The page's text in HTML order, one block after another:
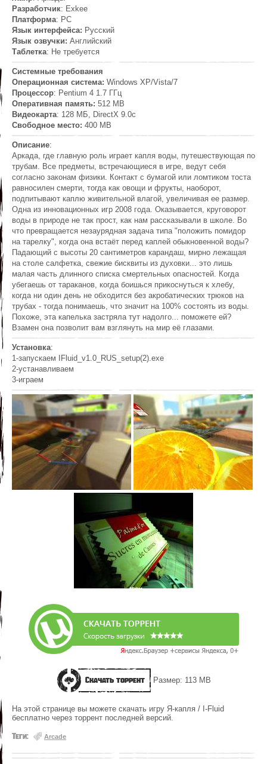
Разработчик: Exkee
Платформа: PC
Язык интерфейса: Русский
Язык озвучки: Английский
Таблетка: Не требуется
Системные требования
Операционная система: Windows XP/Vista/7
Процессор: Pentium 4 1.7 ГГц
Оперативная память: 512 MB
Видеокарта: 128 МБ, DirectX 9.0c
Свободное место: 400 MB
Описание:
Аркада, где главную роль играет капля воды, путешествующая по
трубам. Все предметы, встречающиеся в игре, ведут себя
согласно законам физики. Контакт с бумагой или ломтиком тоста
равносилен смерти, тогда как овощи и фрукты, наоборот,
подпитывают каплю живительной влагой, увеличивая ее размер.
Одна из инновационных игр 2008 года. Оказывается, круговорот
воды в природе не так прост, как нам рассказывали в школе. Во
что превращается незаурядная задача типа "положить помидор
на тарелку", когда она встаёт перед каплей обыкновенной воды?
Падающий с высоты 20 сантиметров карандаш, мирно лежащая
на столе салфетка, свежие бисквиты из духовки... это лишь
малая часть длинного списка смертельных опасностей. Когда
убегаешь от тараканов, когда боишься прикоснуться к хлебу,
когда ни один день не обходится без акробатических трюков на
трубах - тогда понимаешь, что значит на 100% состоять из воды.
Похоже, эта капелька застряла тут надолго... поможете ей?
Взамен она позволит вам взглянуть на мир её глазами.
Установка:
1-запускаем IFluid_v1.0_RUS_setup(2).exe
2-устанавливаем
3-играем
Скачать торрент Размер: 113 MB
На этой странице вы можете скачать игру Я-капля / I-Fluid
бесплатно через торрент последней версий.
Теги: Arcade